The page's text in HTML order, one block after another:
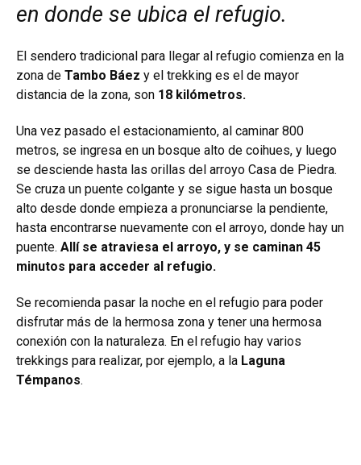
en donde se ubica el refugio.
El sendero tradicional para llegar al refugio comienza en la
zona de Tambo Báez y el trekking es el de mayor
distancia de la zona, son 18 kilómetros.
Una vez pasado el estacionamiento, al caminar 800
metros, se ingresa en un bosque alto de coihues, y luego
se desciende hasta las orillas del arroyo Casa de Piedra.
Se cruza un puente colgante y se sigue hasta un bosque
alto desde donde empieza a pronunciarse la pendiente,
hasta encontrarse nuevamente con el arroyo, donde hay un
puente. Allí se atraviesa el arroyo, y se caminan 45
minutos para acceder al refugio.
Se recomienda pasar la noche en el refugio para poder
disfrutar más de la hermosa zona y tener una hermosa
conexión con la naturaleza. En el refugio hay varios
trekkings para realizar, por ejemplo, a la Laguna
Témpanos.